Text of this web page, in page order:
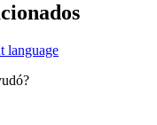
language